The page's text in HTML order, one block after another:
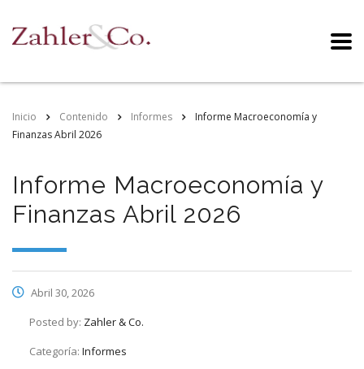
Inicio Contenido Informes
Informe Macroeconomía y
Finanzas Abril 2026
Informe Macroeconomía y
Finanzas Abril 2026
Abril 30, 2026
Posted by: Zahler & Co.
Categoría: Informes